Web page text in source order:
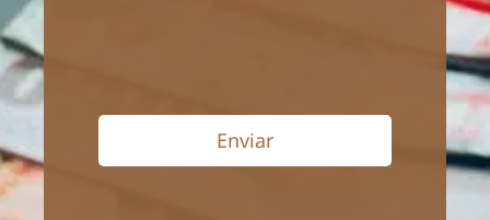
Enviar